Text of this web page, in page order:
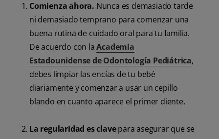
Comienza ahora. Nunca es demasiado tarde
ni demasiado temprano para comenzar una
buena rutina de cuidado oral para tu familia.
De acuerdo con laAcademia
Estadounidense de Odontología Pediátrica,
debes limpiar las encías de tu bebé
diariamente y comenzar a usar un cepillo
blando en cuanto aparece el primer diente.
La regularidad es clavepara asegurar que se